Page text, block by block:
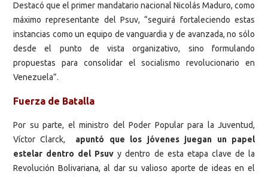
Destacó que el primer mandatario nacional Nicolás Maduro, como
máximo representante del Psuv, “seguirá fortaleciendo estas
instancias como un equipo de vanguardia y de avanzada, no sólo
desde el punto de vista organizativo, sino formulando
propuestas para consolidar el socialismo revolucionario en
Venezuela”.
Fuerza de Batalla
Por su parte, el ministro del Poder Popular para la Juventud,
Víctor Clarck,
apuntó que los jóvenes juegan un papel
estelar dentro del Psuv y dentro de esta etapa clave de la
Revolución Bolivariana, al dar su valioso aporte de ideas en el